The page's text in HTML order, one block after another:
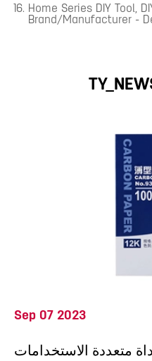
Home Series DIY Tool,
Brand/Manufacturer -
Sep 07 2023
متعددة الاستخدامات